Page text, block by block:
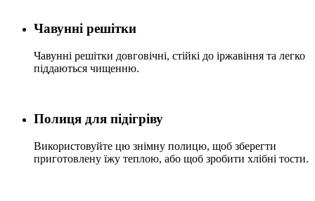
Чавунні решітки
Чавунні решітки довговічні, стійкі до іржавіння та легко
піддаються чищенню.
Полиця для підігріву
Використовуйте цю знімну полицю, щоб зберегти
приготовлену їжу теплою, або щоб зробити хлібні тости.